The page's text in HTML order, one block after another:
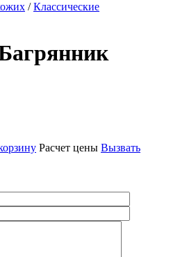
/Классические
Расчет цены Вызвать